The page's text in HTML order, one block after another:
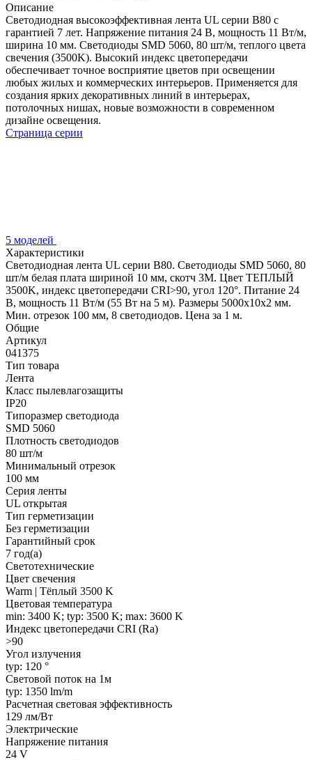
Описание
Светодиодная высокоэффективная лента UL серии B80 с
гарантией 7 лет. Напряжение питания 24 В, мощность 11 Вт/м,
ширина 10 мм. Светодиоды SMD 5060, 80 шт/м, теплого цвета
свечения (3500K). Высокий индекс цветопередачи
обеспечивает точное восприятие цветов при освещении
любых жилых и коммерческих интерьеров. Применяется для
создания ярких декоративных линий в интерьерах,
потолочных нишах, новые возможности в современном
дизайне освещения.
Страница серии
5 моделей
Характеристики
Светодиодная лента UL серии B80. Светодиоды SMD 5060, 80
шт/м белая плата шириной 10 мм, скотч 3M. Цвет ТЕПЛЫЙ
3500K, индекс цветопередачи CRI>90, угол 120°. Питание 24
В, мощность 11 Вт/м (55 Вт на 5 м). Размеры 5000x10x2 мм.
Мин. отрезок 100 мм, 8 светодиодов. Цена за 1 м.
Общие
Артикул
041375
Тип товара
Лента
Класс пылевлагозащиты
IP20
Типоразмер светодиода
SMD 5060
Плотность светодиодов
80 шт/м
Минимальный отрезок
100 мм
Серия ленты
UL открытая
Тип герметизации
Без герметизации
Гарантийный срок
7 год(а)
Светотехнические
Цвет свечения
Warm | Тёплый 3500 K
Цветовая температура
min: 3400 K; typ: 3500 K; max: 3600 K
Индекс цветопередачи CRI (Ra)
>90
Угол излучения
typ: 120 °
Световой поток на 1м
typ: 1350 lm/m
Расчетная световая эффективность
129 лм/Вт
Электрические
Напряжение питания
24 V